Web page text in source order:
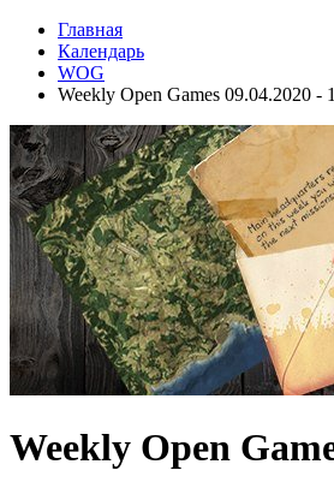
Главная
Календарь
WOG
Weekly Open Games 09.04.2020 -
Weekly Open